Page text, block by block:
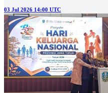
03 Jul 2026 14:00 UTC